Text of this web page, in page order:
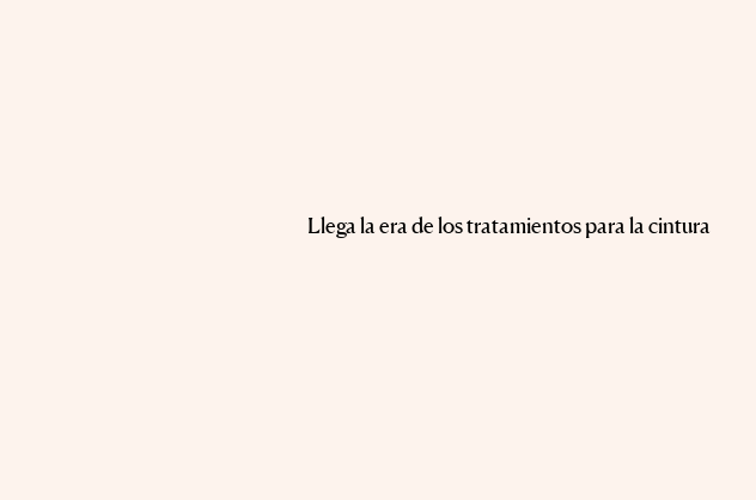
Llega la era de los tratamientos para la cintura